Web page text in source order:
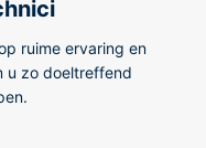
ruime ervaring en
u zo doeltreffend